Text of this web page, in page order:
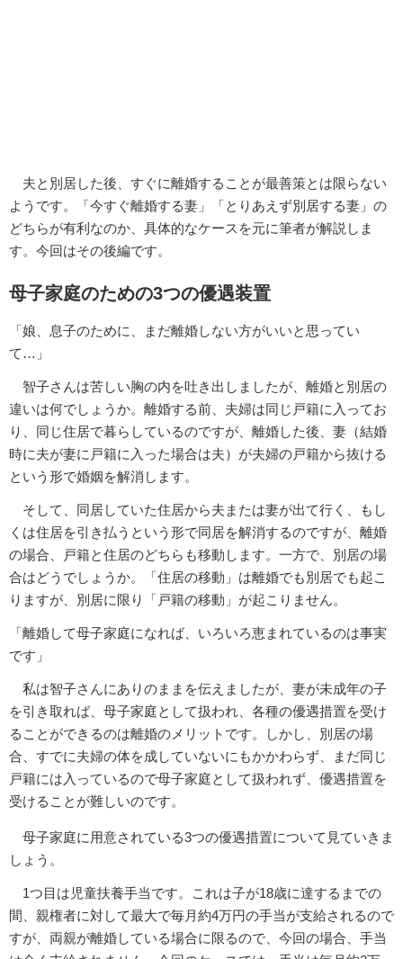
夫と別居した後、すぐに離婚することが最善策とは限らない
ようです。「今すぐ離婚する妻」「とりあえず別居する妻」の
どちらが有利なのか、具体的なケースを元に筆者が解説しま
す。今回はその後編です。
母子家庭のための3つの優遇装置
「娘、息子のために、まだ離婚しない方がいいと思ってい
て…」
智子さんは苦しい胸の内を吐き出しましたが、離婚と別居の
違いは何でしょうか。離婚する前、夫婦は同じ戸籍に入ってお
り、同じ住居で暮らしているのですが、離婚した後、妻（結婚
時に夫が妻に戸籍に入った場合は夫）が夫婦の戸籍から抜ける
という形で婚姻を解消します。
そして、同居していた住居から夫または妻が出て行く、もし
くは住居を引き払うという形で同居を解消するのですが、離婚
の場合、戸籍と住居のどちらも移動します。一方で、別居の場
合はどうでしょうか。「住居の移動」は離婚でも別居でも起こ
りますが、別居に限り「戸籍の移動」が起こりません。
「離婚して母子家庭になれば、いろいろ恵まれているのは事実
です」
私は智子さんにありのままを伝えましたが、妻が未成年の子
を引き取れば、母子家庭として扱われ、各種の優遇措置を受け
ることができるのは離婚のメリットです。しかし、別居の場
合、すでに夫婦の体を成していないにもかかわらず、まだ同じ
戸籍には入っているので母子家庭として扱われず、優遇措置を
受けることが難しいのです。
母子家庭に用意されている3つの優遇措置について見ていきま
しょう。
1つ目は児童扶養手当です。これは子が18歳に達するまでの
間、親権者に対して最大で毎月約4万円の手当が支給されるので
すが、両親が離婚している場合に限るので、今回の場合、手当